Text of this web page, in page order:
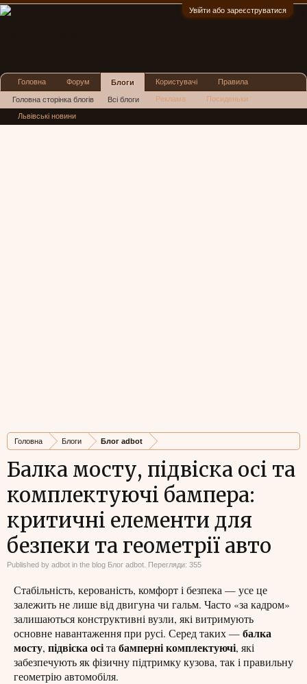
Увійти або зареєструватися
Головна Блоги Блог adbot
Балка мосту, підвіска осі та
комплектуючі бампера:
критичні елементи для
безпеки та геометрії авто
Published by adbot in the blog Блог adbot . Перегляди: 355
Стабільність, керованість, комфорт і безпека — усе це
залежить не лише від двигуна чи гальм. Часто «за кадром»
залишаються конструктивні вузли, які витримують
основне навантаження при русі. Серед таких — балка
мосту, підвіска осіта бамперні комплектуючі, які
забезпечують як фізичну підтримку кузова, так і правильну
геометрію автомобіля.
Головна Форум Блоги
Головна сторінка блогів Всі блоги
Користувачі Правила
Реклама Посиденьки
Львівські новини